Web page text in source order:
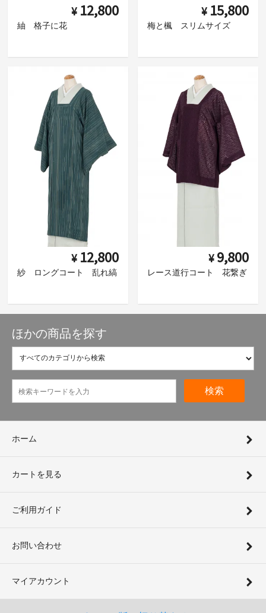
¥ 12,800
紬 格子に花
¥ 15,800
梅と楓 スリムサイズ
¥ 12,800
紗 ロングコート 乱れ縞
¥ 9,800
レース道行コート 花繋ぎ
ほかの商品を探す
検索
ホーム
カートを見る
ご利用ガイド
お問い合わせ
マイアカウント